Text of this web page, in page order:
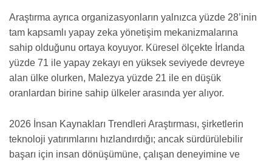
Araştırma ayrıca organizasyonların yalnızca yüzde 28’inin
tam kapsamlı yapay zeka yönetişim mekanizmalarına
sahip olduğunu ortaya koyuyor. Küresel ölçekte İrlanda
yüzde 71 ile yapay zekayı en yüksek seviyede devreye
alan ülke olurken, Malezya yüzde 21 ile en düşük
oranlardan birine sahip ülkeler arasında yer alıyor.
2026 İnsan Kaynakları Trendleri Araştırması, şirketlerin
teknoloji yatırımlarını hızlandırdığı; ancak sürdürülebilir
başarı için insan dönüşümüne, çalışan deneyimine ve